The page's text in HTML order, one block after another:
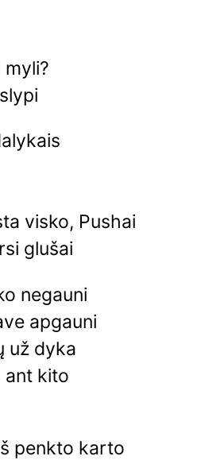
myli?
visko, Pushai
glušai
negauni
apgauni
už dyka
ant kito
penkto karto